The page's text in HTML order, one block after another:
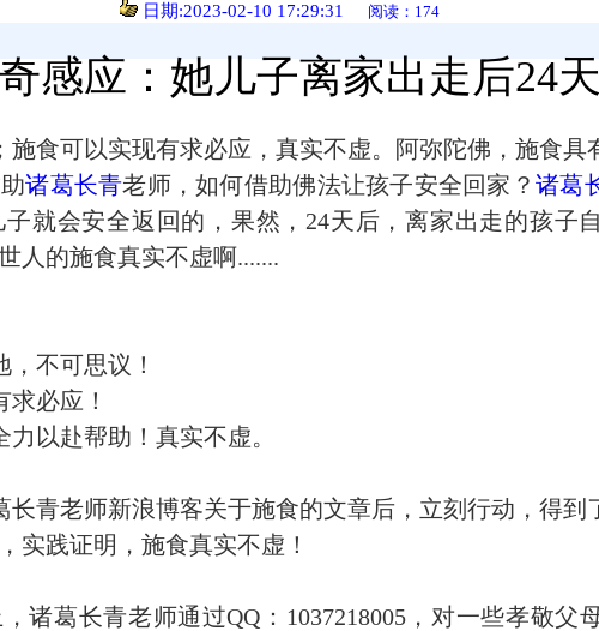
日期:2023-02-10 17:29:31 阅读：174
感应：她儿子离家出走后24天
施食可以实现有求必应，真实不虚。阿弥陀佛，施食具
诸葛长青老师，如何借助佛法让孩子安全回家？诸葛
就会安全返回的，果然，24天后，离家出走的孩子
人的施食真实不虚啊.......
不可思议！
必应！
以赴帮助！真实不虚。
青老师新浪博客关于施食的文章后，立刻行动，得到
实践证明，施食真实不虚！
葛长青老师通过QQ：1037218005，对一些孝敬父